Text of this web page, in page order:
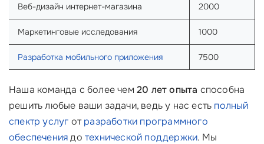
Веб-дизайн интернет-магазина 2000
Маркетинговые исследования 1000
Разработка мобильного приложения 7500
Наша команда с более чем 20 лет опыта способна
решить любые ваши задачи, ведь у нас есть полный
спектр услуг отразработки программного
обеспечениядотехнической поддержки. Мы